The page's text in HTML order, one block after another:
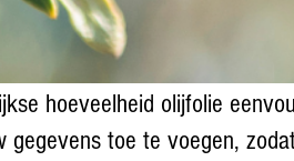
hoeveelheid olijfolie
gegevens toe te voegen,